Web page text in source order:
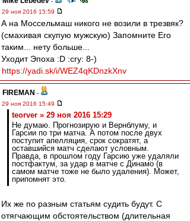
29 ноя 2016 15:59
А на Моссельмаш никого не возили в трезвяк?
(смахивая скупую мужскую) Запомните Его
таким... нету больше...
Уходит Эпоха :D :cry: 8-)
https://yadi.sk/i/WEZ4qKDnzkXnv
FIREMAN -
29 ноя 2016 15:49
teorver » 29 ноя 2016 15:29
Не думаю. Прогнозирую и Вернблуму, и
Гарсии по три матча. А потом после двух
поступит апелляция, срок сократят, а
оставшийся матч сделают условным.
Правда, в прошлом году Гарсию уже удаляли
постфактум, за удар в матче с Динамо (в
самом матче тоже не было удаления). Может,
припомнят это.
Их же по разным статьям судить будут. С
отягчающим обстоятельством (длительная